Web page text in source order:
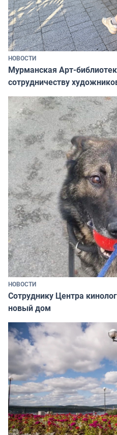
НОВОСТИ
Мурманская Арт-
сотрудничеству
НОВОСТИ
Сотруднику Центра
новый дом